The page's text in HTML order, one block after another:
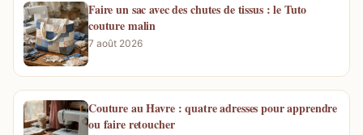
Faire un sac avec des chutes de tissus : le Tuto
couture malin
7 août 2026
Couture au Havre : quatre adresses pour apprendre
ou faire retoucher